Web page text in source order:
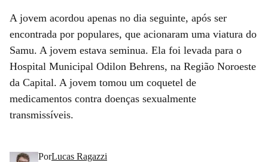
A jovem acordou apenas no dia seguinte, após ser
encontrada por populares, que acionaram uma viatura do
Samu. A jovem estava seminua. Ela foi levada para o
Hospital Municipal Odilon Behrens, na Região Noroeste
da Capital. A jovem tomou um coquetel de
medicamentos contra doenças sexualmente
transmissíveis.
PorLucas Ragazzi